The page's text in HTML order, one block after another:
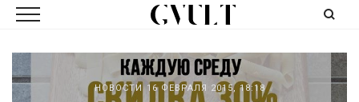
НОВОСТИ 16 ФЕВРАЛЯ 2015, 18:18